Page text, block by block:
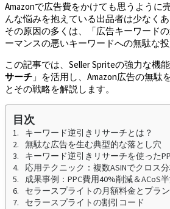
Amazonで広告費をかけても思うように
んな悩みを抱えている出品者は少なくあ
その原因の多くは、「広告キーワード
ーマンスの悪いキーワードへの無駄な投
この記事では、Seller Spriteの強力な機
サーチ 」を活用し、Amazon広告の無駄
とその戦略を解説します。
目次
キーワード逆引きリサーチとは？
無駄な広告を生む典型的な落とし穴
キーワード逆引きリサーチを使った
応用テクニック：複数ASINでクロス
成果事例：PPC費用40%削減＆ACoS
セラースプライトの月額料金とプラン
セラースプライトの割引コード